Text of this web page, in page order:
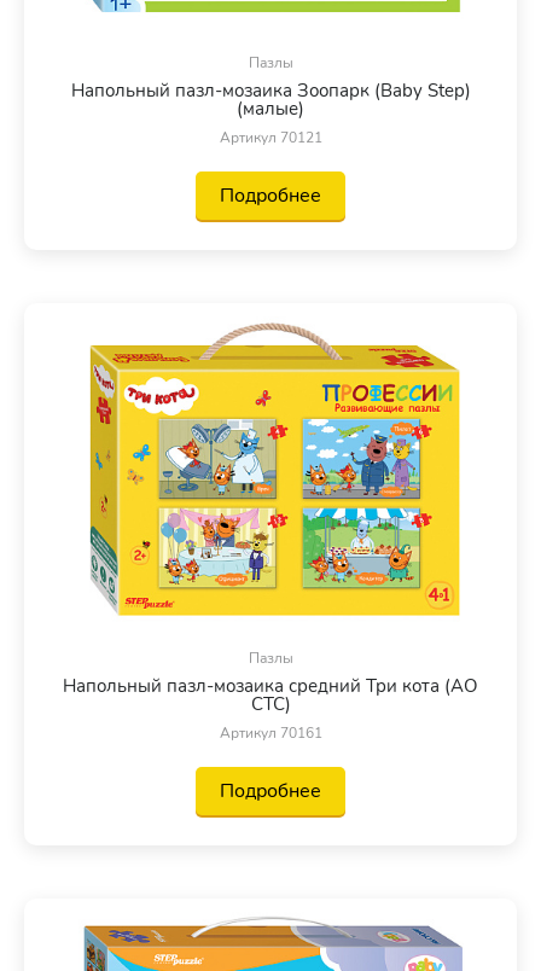
Пазлы
Напольный пазл-мозаика Зоопарк (Baby Step)
(малые)
Артикул 70121
Подробнее
Пазлы
Напольный пазл-мозаика средний Три кота (АО
СТС)
Артикул 70161
Подробнее